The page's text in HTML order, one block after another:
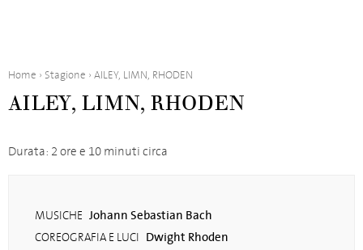
Home › Stagione › AILEY, LIMN, RHODEN
AILEY, LIMN, RHODEN
Durata: 2 ore e 10 minuti circa
MUSICHE Johann Sebastian Bach
COREOGRAFIA E LUCI Dwight Rhoden